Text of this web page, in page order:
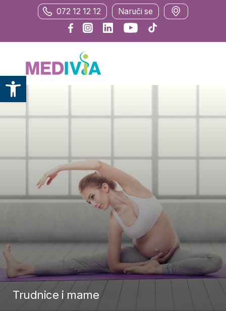
Otvori alatnu traku
072 12 12 12 Naruči se
Trudnice i mame